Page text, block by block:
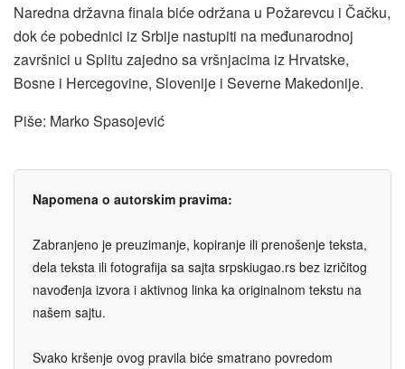
Naredna državna finala biće održana u Požarevcu i Čačku,
dok će pobednici iz Srbije nastupiti na međunarodnoj
završnici u Splitu zajedno sa vršnjacima iz Hrvatske,
Bosne i Hercegovine, Slovenije i Severne Makedonije.
Piše: Marko Spasojević
Napomena o autorskim pravima:
Zabranjeno je preuzimanje, kopiranje ili prenošenje teksta,
dela teksta ili fotografija sa sajta srpskiugao.rs bez izričitog
navođenja izvora i aktivnog linka ka originalnom tekstu na
našem sajtu.
Svako kršenje ovog pravila biće smatrano povredom